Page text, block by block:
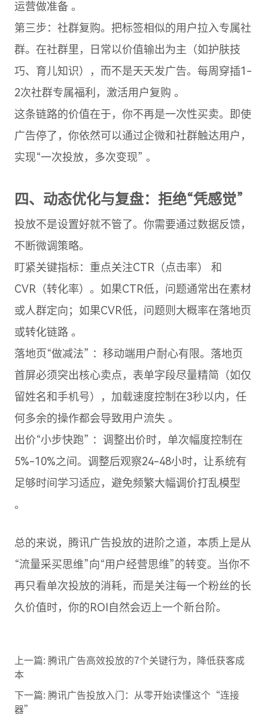
运营做准备 。
第三步：社群复购。把标签相似的用户拉入专属社
群。在社群里，日常以价值输出为主（如护肤技
巧、育儿知识），而不是天天发广告。每周穿插1-
2次社群专属福利，激活用户复购 。
这条链路的价值在于，你不再是一次性买卖。即使
广告停了，你依然可以通过企微和社群触达用户，
实现“一次投放，多次变现” 。
四、动态优化与复盘：拒绝“凭感觉”
投放不是设置好就不管了。你需要通过数据反馈，
不断微调策略。
盯紧关键指标：重点关注CTR（点击率） 和
CVR（转化率）。如果CTR低，问题通常出在素材
或人群定向；如果CVR低，问题则大概率在落地页
或转化链路 。
落地页“做减法” ：移动端用户耐心有限。落地页
首屏必须突出核心卖点，表单字段尽量精简（如仅
留姓名和手机号），加载速度控制在3秒以内，任
何多余的操作都会导致用户流失 。
出价“小步快跑” ：调整出价时，单次幅度控制在
5%-10%之间。调整后观察24-48小时，让系统有
足够时间学习适应，避免频繁大幅调价打乱模型
。
总的来说，腾讯广告投放的进阶之道，本质上是从
“流量采买思维”向“用户经营思维”的转变。当你不
再只看单次投放的消耗，而是关注每一个粉丝的长
久价值时，你的ROI自然会迈上一个新台阶。
上一篇: 腾讯广告高效投放的7个关键行为，降低获客成
本
下一篇: 腾讯广告投放入门：从零开始读懂这个“连接
器”